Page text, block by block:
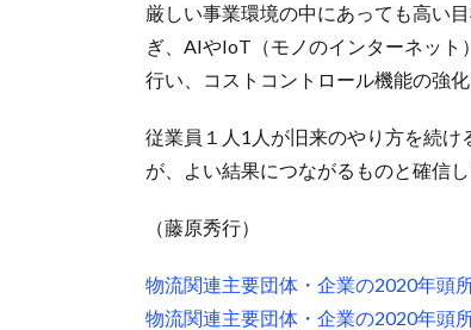
厳しい事業環境の中にあっても高い
ぎ、AIやIoT（モノのインターネッ
行い、コストコントロール機能の強
従業員１人1人が旧来のやり方を続
が、よい結果につながるものと確信し
（藤原秀行）
物流関連主要団体・企業の2020年頭
物流関連主要団体・企業の2020年頭